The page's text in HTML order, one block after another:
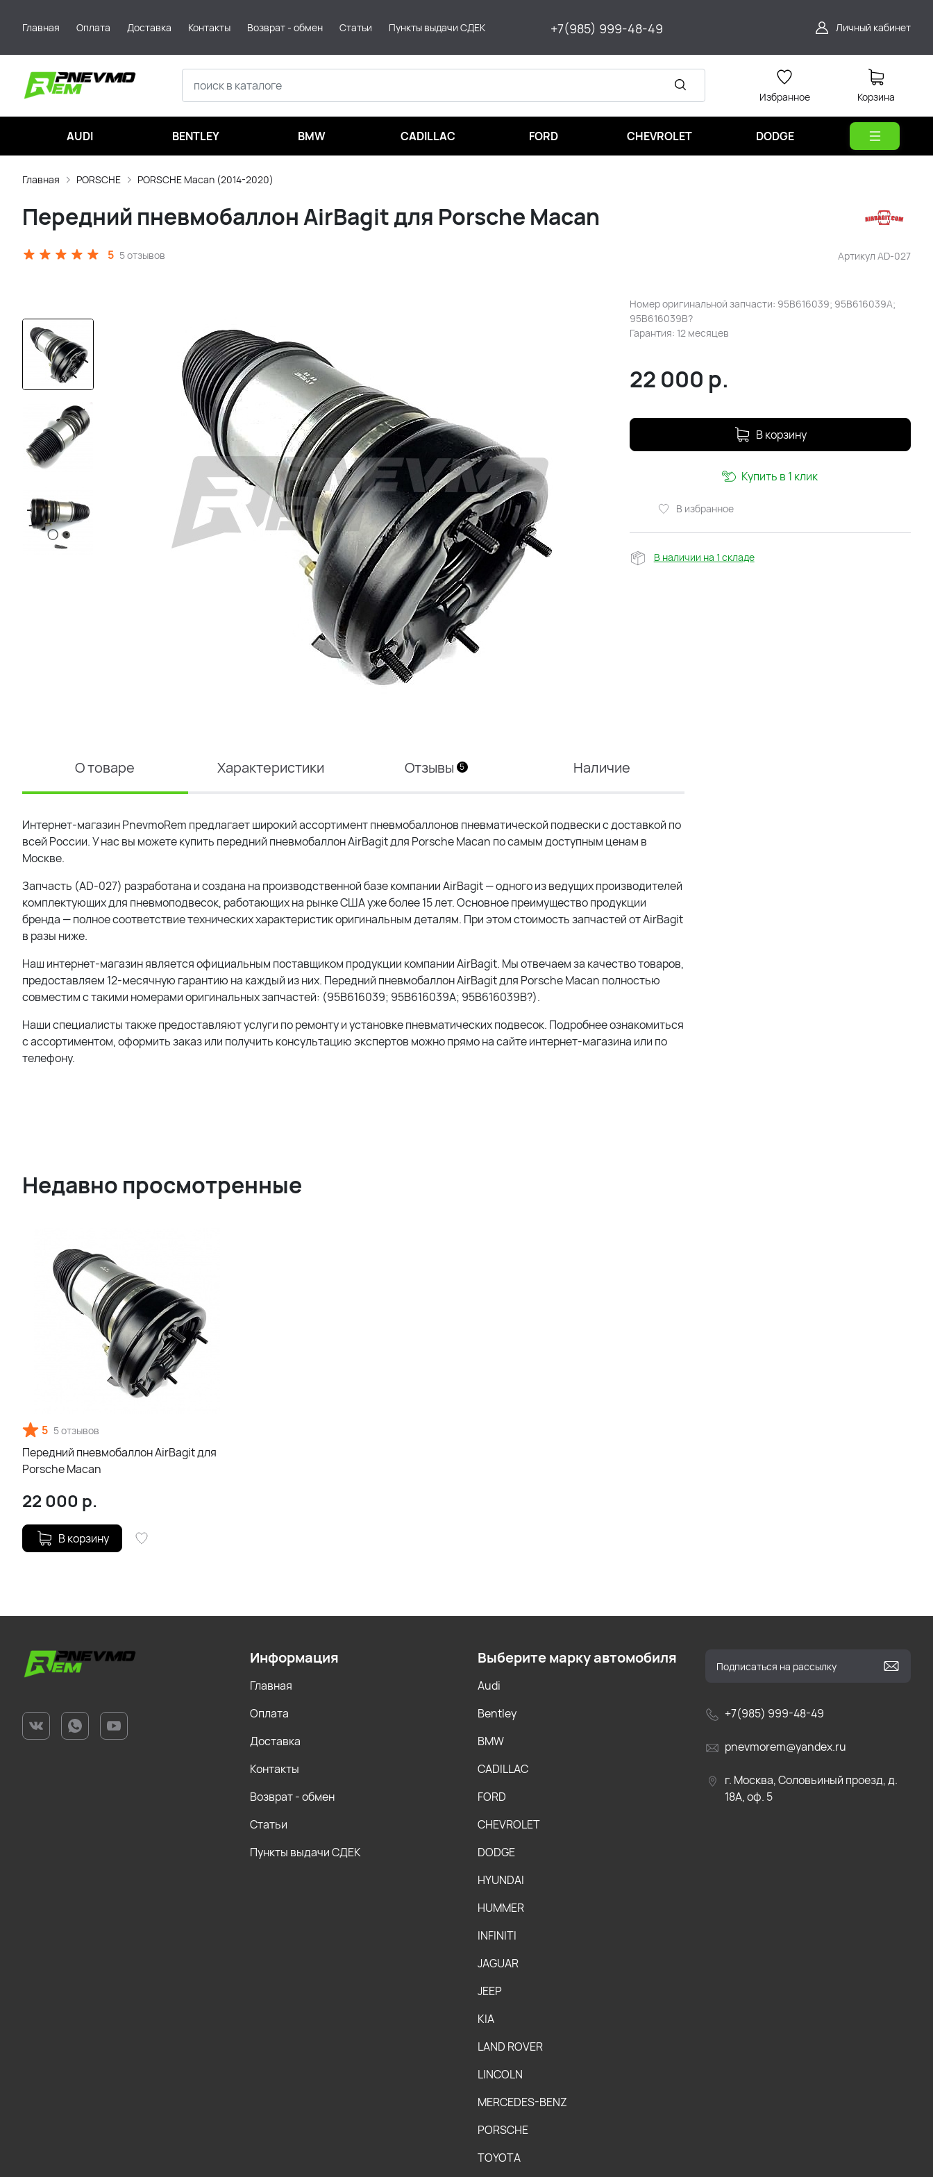
Главная Оплата Доставка Контакты Возврат - обмен Статьи Пункты выдачи СДЕК +7(985) 999-48-49 Личный кабинет
Избранное Корзина
AUDI BENTLEY BMW CADILLAC FORD CHEVROLET DODGE
Главная PORSCHE PORSCHE Macan (2014-2020)
Артикул AD-027
Передний пневмобаллон AirBagit для Porsche Macan
5 5 отзывов
Номер оригинальной запчасти: 95B616039; 95B616039A;
95B616039B?
Гарантия: 12 месяцев
22 000 р.
В корзину
В избранное
Купить в 1 клик
В наличии на 1 складе
О товаре Характеристики Отзывы 5 Наличие
Интернет-магазин PnevmoRem предлагает широкий ассортимент пневмобаллонов пневматической подвески с доставкой по
всей России. У нас вы можете купить передний пневмобаллон AirBagit для Porsche Macan по самым доступным ценам в
Москве.
Запчасть (AD-027) разработана и создана на производственной базе компании AirBagit — одного из ведущих производителей
комплектующих для пневмоподвесок, работающих на рынке США уже более 15 лет. Основное преимущество продукции
бренда — полное соответствие технических характеристик оригинальным деталям. При этом стоимость запчастей от AirBagit
в разы ниже.
Наш интернет-магазин является официальным поставщиком продукции компании AirBagit. Мы отвечаем за качество товаров,
предоставляем 12-месячную гарантию на каждый из них. Передний пневмобаллон AirBagit для Porsche Macan полностью
совместим с такими номерами оригинальных запчастей: (95B616039; 95B616039A; 95B616039B?).
Наши специалисты также предоставляют услуги по ремонту и установке пневматических подвесок. Подробнее ознакомиться
с ассортиментом, оформить заказ или получить консультацию экспертов можно прямо на сайте интернет-магазина или по
телефону.
Недавно просмотренные
5 5 отзывов
Передний пневмобаллон AirBagit для
Porsche Macan
22 000 р.
В корзину
+7(985) 999-48-49
pnevmorem@yandex.ru
г. Москва, Соловьиный проезд, д.
18А, оф. 5
Информация
Главная
Оплата
Доставка
Контакты
Возврат - обмен
Статьи
Пункты выдачи СДЕК
Выберите марку автомобиля
Audi
Bentley
BMW
CADILLAC
FORD
CHEVROLET
DODGE
HYUNDAI
HUMMER
INFINITI
JAGUAR
JEEP
KIA
LAND ROVER
LINCOLN
MERCEDES-BENZ
PORSCHE
TOYOTA